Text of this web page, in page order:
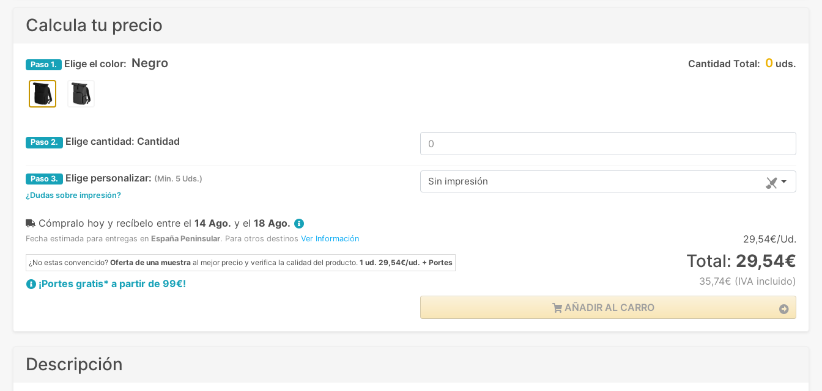
Calcula tu precio
Cantidad Total: 0 uds.
Paso 1. Elige el color: Negro
Paso 2. Elige cantidad: Cantidad
Paso 3. Elige personalizar: (Min. 5 Uds.)
¿Dudas sobre impresión?
Sin impresión
Cómpralo hoy y recíbelo entre el 14 Ago. y el 18 Ago.
Fecha estimada para entregas en España Peninsular. Para otros destinos Ver Información
¿No estas convencido? Oferta de una muestra al mejor precio y verifica la calidad del producto. 1 ud. 29,54€/ud. + Portes
¡Portes gratis* a partir de 99€!
29,54€/Ud.
Total: 29,54€
35,74€ (IVA incluido)
AÑADIR AL CARRO
Descripción